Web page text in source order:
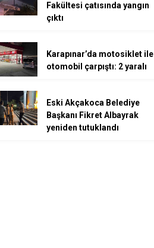
Fakültesi çatısında yangın
çıktı
Karapınar’da motosiklet ile
otomobil çarpıştı: 2 yaralı
Eski Akçakoca Belediye
Başkanı Fikret Albayrak
yeniden tutuklandı